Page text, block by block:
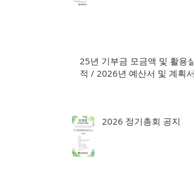
25년 기부금 모금액 및 활용실
적 / 2026년 예산서 및 계획서
2026 정기총회 공지